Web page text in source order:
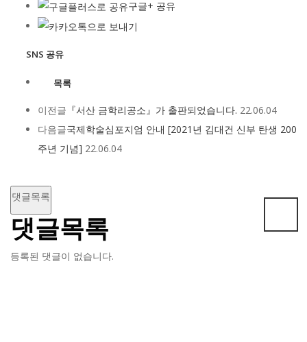
구글+ 공유
SNS 공유
목록
이전글 『서산 금학리공소』가 출판되었습니다. 22.06.04
다음글국제학술심포지엄 안내 [2021년 김대건 신부 탄생 200
주년 기념] 22.06.04
댓글목록
댓글목록
등록된 댓글이 없습니다.